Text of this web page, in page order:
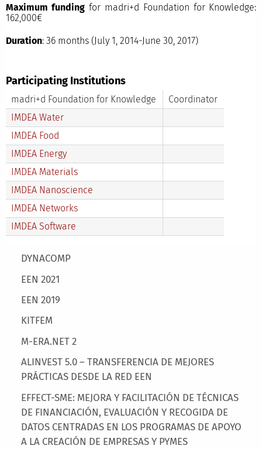
Main menu
DYNACOMP
EEN 2021
EEN 2019
KITFEM
M-ERA.NET 2
ALINVEST 5.0 – TRANSFERENCIA DE MEJORES
PRÁCTICAS DESDE LA RED EEN
EFFECT-SME: MEJORA Y FACILITACIÓN DE TÉCNICAS
DE FINANCIACIÓN, EVALUACIÓN Y RECOGIDA DE
DATOS CENTRADAS EN LOS PROGRAMAS DE APOYO
A LA CREACIÓN DE EMPRESAS Y PYMES
Maximum funding for madri+d Foundation for Knowledge:
162,000€
Duration: 36 months (July 1, 2014-June 30, 2017)
Participating Institutions
madri+d Foundation for Knowledge
Coordinator
IMDEA Water
IMDEA Food
IMDEA Energy
IMDEA Materials
IMDEA Nanoscience
IMDEA Networks
IMDEA Software